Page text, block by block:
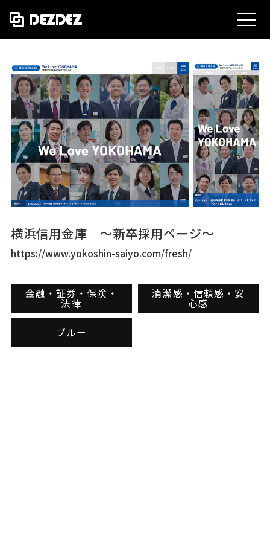
横浜信用金庫 ～新卒採用ページ～
https://www.yokoshin-saiyo.com/fresh/
金融・証券・保険・
法律
清潔感・信頼感・安
心感
ブルー